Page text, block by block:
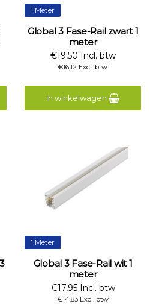
1 Meter
Global 3 Fase-Rail zwart 1
meter
€19,50 Incl. btw
€16,12 Excl. btw
In winkelwagen
1 Meter
Global 3 Fase-Rail wit 1
meter
€17,95 Incl. btw
€14,83 Excl. btw